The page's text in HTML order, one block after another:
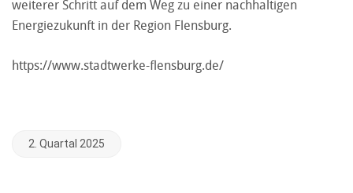
weiterer Schritt auf dem Weg zu einer nachhaltigen
Energiezukunft in der Region Flensburg.
https://www.stadtwerke-flensburg.de/
2. Quartal 2025